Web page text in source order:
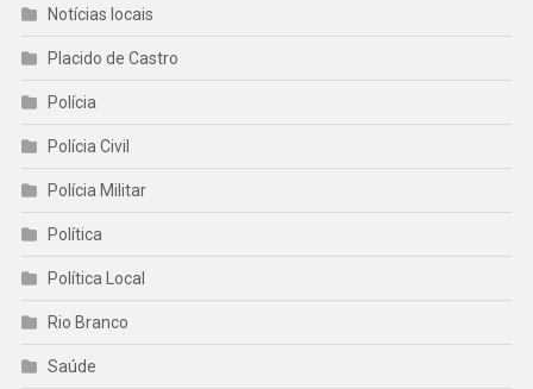
Notícias locais
Placido de Castro
Polícia
Polícia Civil
Polícia Militar
Política
Política Local
Rio Branco
Saúde